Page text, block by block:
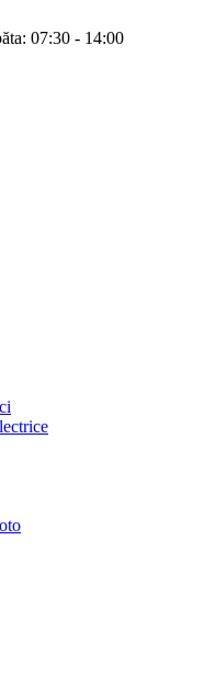
07:30 - 14:00